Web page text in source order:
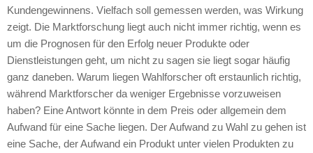
Kundengewinnens. Vielfach soll gemessen werden, was Wirkung
zeigt. Die Marktforschung liegt auch nicht immer richtig, wenn es
um die Prognosen für den Erfolg neuer Produkte oder
Dienstleistungen geht, um nicht zu sagen sie liegt sogar häufig
ganz daneben. Warum liegen Wahlforscher oft erstaunlich richtig,
während Marktforscher da weniger Ergebnisse vorzuweisen
haben? Eine Antwort könnte in dem Preis oder allgemein dem
Aufwand für eine Sache liegen. Der Aufwand zu Wahl zu gehen ist
eine Sache, der Aufwand ein Produkt unter vielen Produkten zu